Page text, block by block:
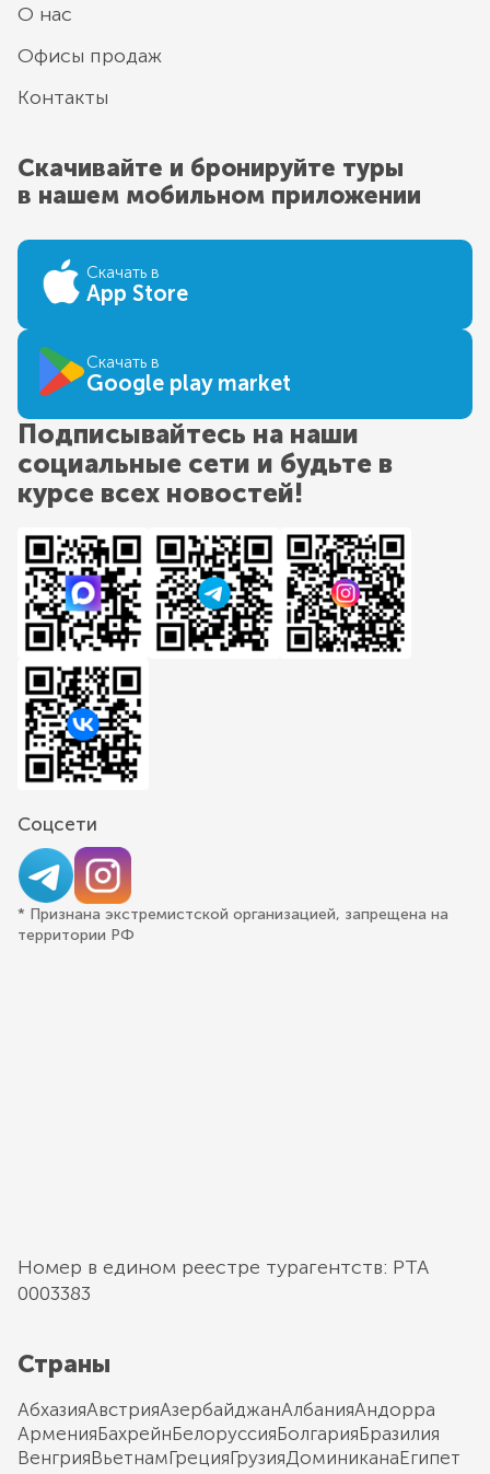
О нас
Офисы продаж
Контакты
Скачивайте и бронируйте туры
в нашем мобильном приложении
Скачать в
App Store
Скачать в
Google play market
Подписывайтесь на наши
социальные сети и будьте в
курсе всех новостей!
Соцсети
* Признана экстремистской организацией, запрещена на
территории РФ
Номер в едином реестре турагентств: РТА
0003383
Страны
АбхазияАвстрияАзербайджанАлбанияАндорра
АрменияБахрейнБелоруссияБолгарияБразилия
ВенгрияВьетнамГрецияГрузияДоминиканаЕгипет